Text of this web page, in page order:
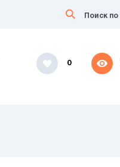
0